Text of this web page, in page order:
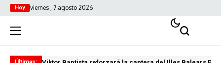
Hoy viernes , 7 agosto 2026